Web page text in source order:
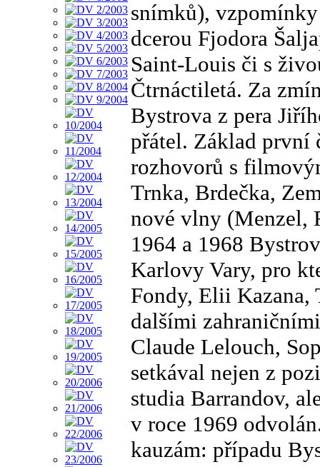
snímků), vzpomínky
dcerou Fjodora
Saint-Louis či s
Čtrnáctiletá. Za
Bystrova z pera
přátel. Základ první
rozhovorů s
Trnka, Brdečka,
nové vlny (Menzel,
1964 a 1968
Karlovy Vary, pro
Fondy, Elii Kazana,
dalšími
Claude Lelouch,
setkával nejen z
studia Barrandov,
v roce 1969
kauzám: případu